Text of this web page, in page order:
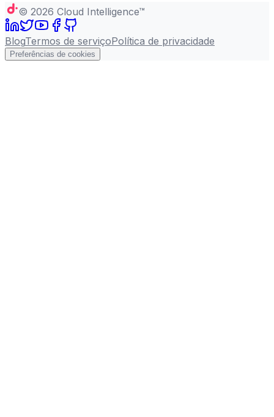
© 2026 Cloud Intelligence™
BlogTermos de serviçoPolítica de privacidade
Preferências de cookies